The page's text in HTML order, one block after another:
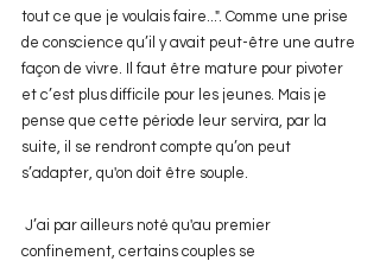
tout ce que je voulais faire...". Comme une prise
de conscience qu’il y avait peut-être une autre
façon de vivre. Il faut être mature pour pivoter
et c’est plus difficile pour les jeunes. Mais je
pense que cette période leur servira, par la
suite, il se rendront compte qu’on peut
s’adapter, qu'on doit être souple.
confinement, certains couples se